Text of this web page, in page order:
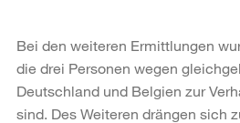
Bei den weiteren Ermittlungen
die drei Personen wegen
Deutschland und Belgien zur
sind. Des Weiteren drängen sich